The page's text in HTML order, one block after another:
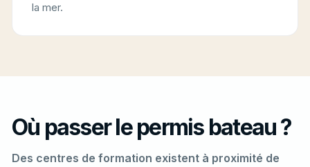
la mer.
Où passer le permis bateau ?
Des centres de formation existent à proximité de